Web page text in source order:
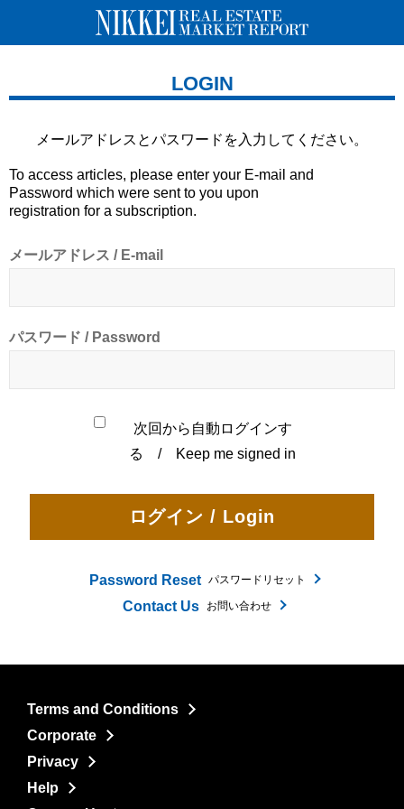
LOGIN
メールアドレスとパスワードを 入力してください。
To access articles, please enter your E-mail and
Password which were sent to you upon
registration for a subscription.
メールアドレス / E-mail
パスワード / Password
次回から自動ログインす
る / Keep me signed in
Password Reset パスワードリセット
Contact Us お問い合わせ
Terms and Conditions
Corporate
Privacy
Help